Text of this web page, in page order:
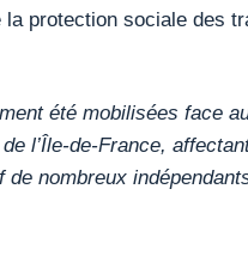
protection sociale des
été mobilisées face
l’Île-de-France,
de nombreux